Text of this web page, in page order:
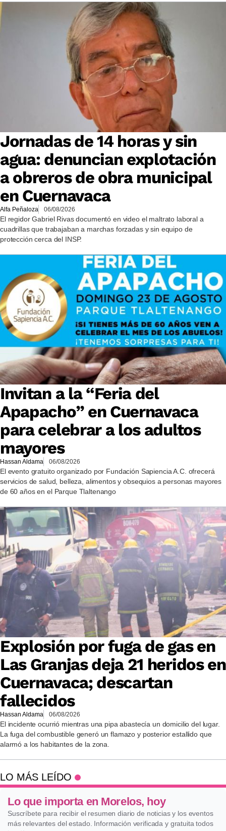
Jornadas de 14 horas y sin
agua: denuncian explotación
a obreros de obra municipal
en Cuernavaca
Alfa Peñaloza 06/08/2026
El regidor Gabriel Rivas documentó en video el maltrato laboral a
cuadrillas que trabajaban a marchas forzadas y sin equipo de
protección cerca del INSP.
Invitan a la “Feria del
Apapacho” en Cuernavaca
para celebrar a los adultos
mayores
Hassan Aldama 06/08/2026
El evento gratuito organizado por Fundación Sapiencia A.C. ofrecerá
servicios de salud, belleza, alimentos y obsequios a personas mayores
de 60 años en el Parque Tlaltenango
Explosión por fuga de gas en
Las Granjas deja 21 heridos en
Cuernavaca; descartan
fallecidos
Hassan Aldama 06/08/2026
El incidente ocurrió mientras una pipa abastecía un domicilio del lugar.
La fuga del combustible generó un flamazo y posterior estallido que
alarmó a los habitantes de la zona.
LO MÁS LEÍDO
Lo que importa en Morelos, hoy
Suscríbete para recibir el resumen diario de noticias y los eventos
más relevantes del estado. Información verificada y gratuita todos